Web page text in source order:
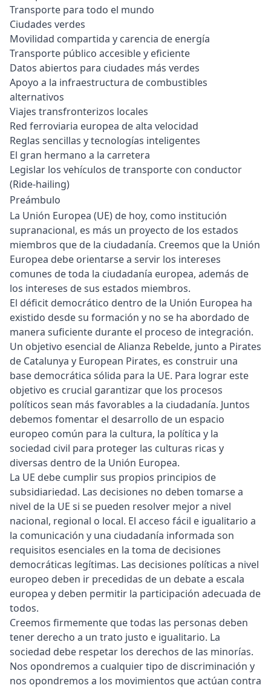
Transporte para todo el mundo
Ciudades verdes
Movilidad compartida y carencia de energía
Transporte público accesible y eficiente
Datos abiertos para ciudades más verdes
Apoyo a la infraestructura de combustibles
alternativos
Viajes transfronterizos locales
Red ferroviaria europea de alta velocidad
Reglas sencillas y tecnologías inteligentes
El gran hermano a la carretera
Legislar los vehículos de transporte con conductor
(Ride-hailing)
Preámbulo
La Unión Europea (UE) de hoy, como institución
supranacional, es más un proyecto de los estados
miembros que de la ciudadanía. Creemos que la Unión
Europea debe orientarse a servir los intereses
comunes de toda la ciudadanía europea, además de
los intereses de sus estados miembros.
El déficit democrático dentro de la Unión Europea ha
existido desde su formación y no se ha abordado de
manera suficiente durante el proceso de integración.
Un objetivo esencial de Alianza Rebelde, junto a Pirates
de Catalunya y European Pirates, es construir una
base democrática sólida para la UE. Para lograr este
objetivo es crucial garantizar que los procesos
políticos sean más favorables a la ciudadanía. Juntos
debemos fomentar el desarrollo de un espacio
europeo común para la cultura, la política y la
sociedad civil para proteger las culturas ricas y
diversas dentro de la Unión Europea.
La UE debe cumplir sus propios principios de
subsidiariedad. Las decisiones no deben tomarse a
nivel de la UE si se pueden resolver mejor a nivel
nacional, regional o local. El acceso fácil e igualitario a
la comunicación y una ciudadanía informada son
requisitos esenciales en la toma de decisiones
democráticas legítimas. Las decisiones políticas a nivel
europeo deben ir precedidas de un debate a escala
europea y deben permitir la participación adecuada de
todos.
Creemos firmemente que todas las personas deben
tener derecho a un trato justo e igualitario. La
sociedad debe respetar los derechos de las minorías.
Nos opondremos a cualquier tipo de discriminación y
nos opondremos a los movimientos que actúan contra